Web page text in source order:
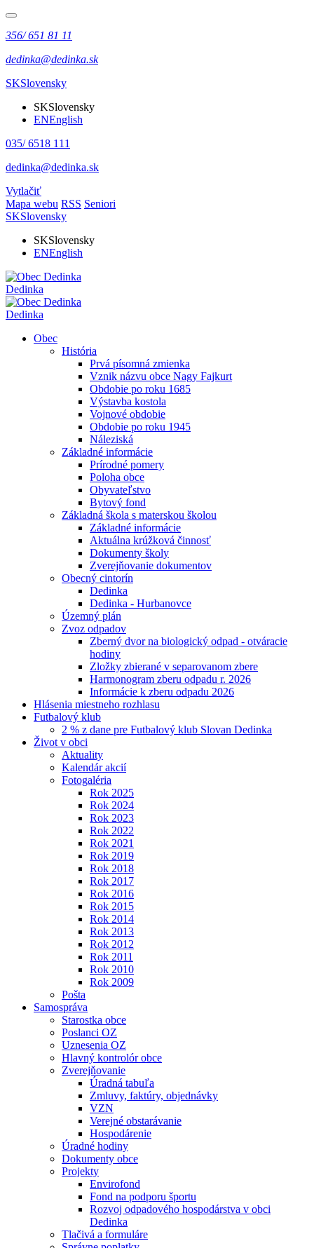
356/ 651 81 11
dedinka@dedinka.sk
SKSlovensky
SKSlovensky
ENEnglish
035/ 6518 111
dedinka@dedinka.sk
Vytlačiť
Mapa webu RSS Seniori
SKSlovensky
SKSlovensky
ENEnglish
Dedinka
Dedinka
Obec
História
Prvá písomná zmienka
Vznik názvu obce Nagy Fajkurt
Obdobie po roku 1685
Výstavba kostola
Vojnové obdobie
Obdobie po roku 1945
Náleziská
Základné informácie
Prírodné pomery
Poloha obce
Obyvateľstvo
Bytový fond
Základná škola s materskou školou
Základné informácie
Aktuálna krúžková činnosť
Dokumenty školy
Zverejňovanie dokumentov
Obecný cintorín
Dedinka
Dedinka - Hurbanovce
Územný plán
Zvoz odpadov
Zberný dvor na biologický odpad - otváracie
hodiny
Zložky zbierané v separovanom zbere
Harmonogram zberu odpadu r. 2026
Informácie k zberu odpadu 2026
Hlásenia miestneho rozhlasu
Futbalový klub
2 % z dane pre Futbalový klub Slovan Dedinka
Život v obci
Aktuality
Kalendár akcií
Fotogaléria
Rok 2025
Rok 2024
Rok 2023
Rok 2022
Rok 2021
Rok 2019
Rok 2018
Rok 2017
Rok 2016
Rok 2015
Rok 2014
Rok 2013
Rok 2012
Rok 2011
Rok 2010
Rok 2009
Pošta
Samospráva
Starostka obce
Poslanci OZ
Uznesenia OZ
Hlavný kontrolór obce
Zverejňovanie
Úradná tabuľa
Zmluvy, faktúry, objednávky
VZN
Verejné obstarávanie
Hospodárenie
Úradné hodiny
Dokumenty obce
Projekty
Envirofond
Fond na podporu športu
Rozvoj odpadového hospodárstva v obci
Dedinka
Tlačivá a formuláre